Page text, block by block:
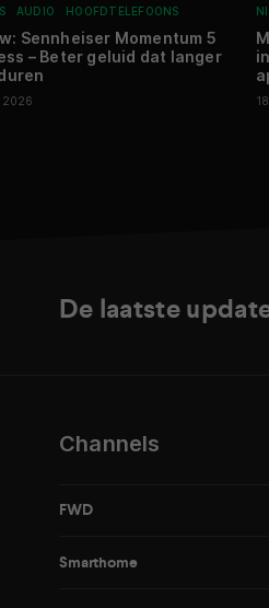
AUDIO HOOFDTELEFOONS
Sennheiser Momentum 5
– Beter geluid dat langer
2026
De laatste
Channels
FWD
Smarthome